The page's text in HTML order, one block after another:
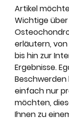
Artikel
Wichtige
erläutern,
bis hin zur
Ergebnisse.
einfach nur
möchten,
Ihnen zu